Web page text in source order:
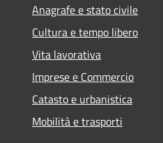
Anagrafe e stato civile
Cultura e tempo libero
Vita lavorativa
Imprese e Commercio
Catasto e urbanistica
Mobilità e trasporti